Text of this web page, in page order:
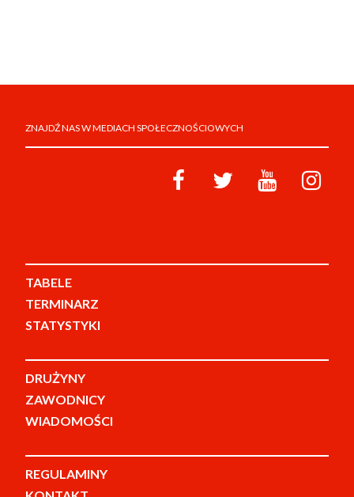
ZNAJDŹ NAS W MEDIACH SPOŁECZNOŚCIOWYCH
TABELE
TERMINARZ
STATYSTYKI
DRUŻYNY
ZAWODNICY
WIADOMOŚCI
REGULAMINY